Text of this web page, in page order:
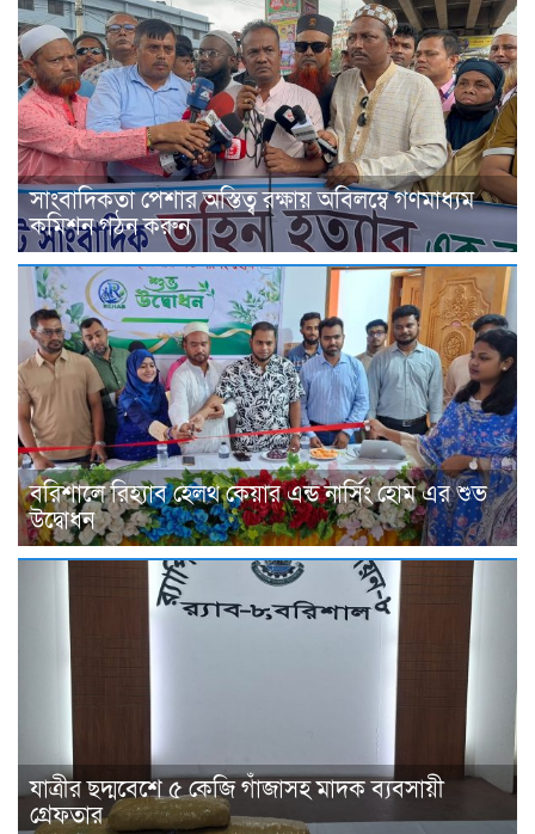
সাংবাদিকতা পেশার অস্তিত্ব রক্ষায় অবিলম্বে গণমাধ্যম
কমিশন গঠন করুন
বরিশালে রিহ্যাব হেলথ কেয়ার এন্ড নার্সিং হোম এর শুভ
উদ্বোধন
যাত্রীর ছদ্মবেশে ৫ কেজি গাঁজাসহ মাদক ব্যবসায়ী
গ্রেফতার